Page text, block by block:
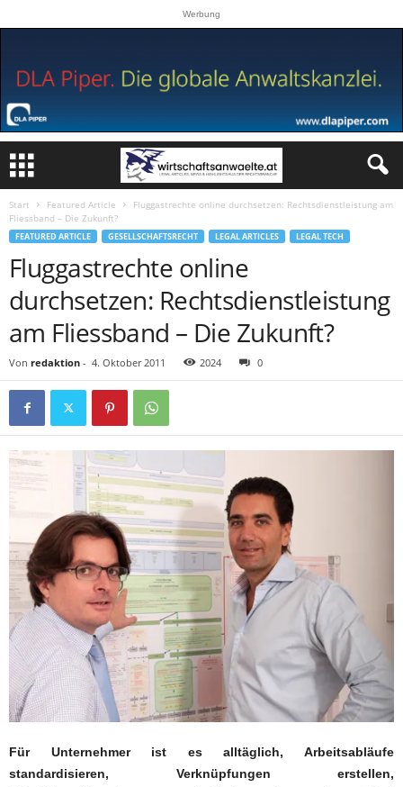
Werbung
Start Featured Article
Fluggastrechte online durchsetzen: Rechtsdienstleistung am
Fliessband – Die Zukunft?
FEATURED ARTICLE GESELLSCHAFTSRECHT LEGAL ARTICLES LEGAL TECH
Fluggastrechte online
durchsetzen: Rechtsdienstleistung
am Fliessband – Die Zukunft?
Von redaktion - 4. Oktober 2011 2024 0
Für Unternehmer ist es alltäglich, Arbeitsabläufe
standardisieren, Verknüpfungen erstellen,